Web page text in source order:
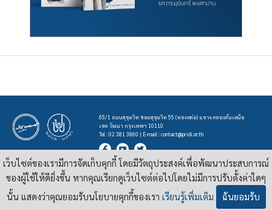
65/1 ถนนสุขุมวิท ซอยสุขุมวิท 55 (ทองหล่อ) แขวง คลองตันเหนือ
เขต วัฒนา กรุงเทพฯ 10110
Tel : 02 381 3860 | E-mail :contact@pridi.or.th
บทความ รูปภาพ และสื่ออื่นๆ ที่มีสัญลักษณ์ของสถาบันปรีดี พนมยงค์ ในเว็บไซต์https://pridi.or.th
เผยแพร่ภายใต้สัญญาอนุญาตครีเอทีฟคอมมอนส์แบบแสดงที่มา-ไม่ใช่เชิงพาณิชย์ 4.0 สากล
เว็บไซต์ของเรามีการจัดเก็บคุกกี้ โดยมีวัตถุประสงค์เพื่อพัฒนาประสบการณ์
ของผู้ใช้ให้ดียิ่งขึ้น หากคุณเรียกดูเว็บไซต์ต่อไปโดยไม่มีการปรับตั้งค่าใดๆ
นั้น แสดงว่าคุณยอมรับนโยบายคุกกี้ของเรา เรียนรู้เพิ่มเติม ฉันยอมรับ